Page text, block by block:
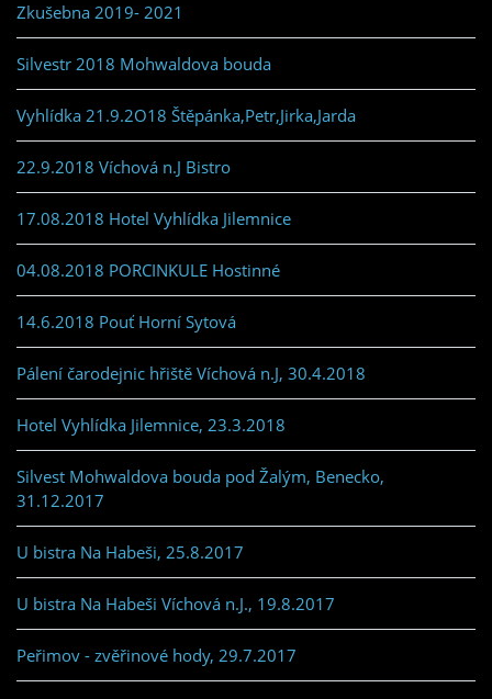
Zkušebna 2019- 2021
Silvestr 2018 Mohwaldova bouda
Vyhlídka 21.9.2O18 Štěpánka,Petr,Jirka,Jarda
22.9.2018 Víchová n.J Bistro
17.08.2018 Hotel Vyhlídka Jilemnice
04.08.2018 PORCINKULE Hostinné
14.6.2018 Pouť Horní Sytová
Pálení čarodejnic hřiště Víchová n.J, 30.4.2018
Hotel Vyhlídka Jilemnice, 23.3.2018
Silvest Mohwaldova bouda pod Žalým, Benecko,
31.12.2017
U bistra Na Habeši, 25.8.2017
U bistra Na Habeši Víchová n.J., 19.8.2017
Peřimov - zvěřinové hody, 29.7.2017